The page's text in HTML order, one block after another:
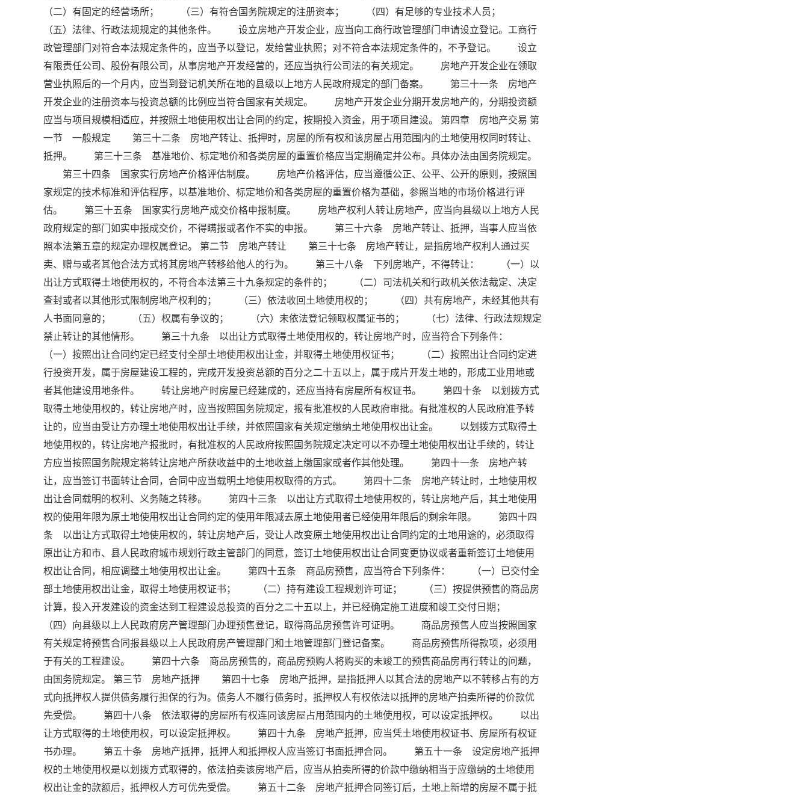
（二）有固定的经营场所； （三）有符合国务院规定的注册资本； （四）有足够的专业技术人员；
（五）法律、行政法规规定的其他条件。 设立房地产开发企业，应当向工商行政管理部门申请设立登记。工商行
政管理部门对符合本法规定条件的，应当予以登记，发给营业执照；对不符合本法规定条件的，不予登记。 设立
有限责任公司、股份有限公司，从事房地产开发经营的，还应当执行公司法的有关规定。 房地产开发企业在领取
营业执照后的一个月内，应当到登记机关所在地的县级以上地方人民政府规定的部门备案。 第三十一条 房地产
开发企业的注册资本与投资总额的比例应当符合国家有关规定。 房地产开发企业分期开发房地产的，分期投资额
应当与项目规模相适应，并按照土地使用权出让合同的约定，按期投入资金，用于项目建设。 第四章 房地产交易 第
一节 一般规定 第三十二条 房地产转让、抵押时，房屋的所有权和该房屋占用范围内的土地使用权同时转让、
抵押。 第三十三条 基准地价、标定地价和各类房屋的重置价格应当定期确定并公布。具体办法由国务院规定。
第三十四条 国家实行房地产价格评估制度。 房地产价格评估，应当遵循公正、公平、公开的原则，按照国
家规定的技术标准和评估程序，以基准地价、标定地价和各类房屋的重置价格为基础，参照当地的市场价格进行评
估。 第三十五条 国家实行房地产成交价格申报制度。 房地产权利人转让房地产，应当向县级以上地方人民
政府规定的部门如实申报成交价，不得瞒报或者作不实的申报。 第三十六条 房地产转让、抵押，当事人应当依
照本法第五章的规定办理权属登记。 第二节 房地产转让 第三十七条 房地产转让，是指房地产权利人通过买
卖、赠与或者其他合法方式将其房地产转移给他人的行为。 第三十八条 下列房地产，不得转让： （一）以
出让方式取得土地使用权的，不符合本法第三十九条规定的条件的； （二）司法机关和行政机关依法裁定、决定
查封或者以其他形式限制房地产权利的； （三）依法收回土地使用权的； （四）共有房地产，未经其他共有
人书面同意的； （五）权属有争议的； （六）未依法登记领取权属证书的； （七）法律、行政法规规定
禁止转让的其他情形。 第三十九条 以出让方式取得土地使用权的，转让房地产时，应当符合下列条件：
（一）按照出让合同约定已经支付全部土地使用权出让金，并取得土地使用权证书； （二）按照出让合同约定进
行投资开发，属于房屋建设工程的，完成开发投资总额的百分之二十五以上，属于成片开发土地的，形成工业用地或
者其他建设用地条件。 转让房地产时房屋已经建成的，还应当持有房屋所有权证书。 第四十条 以划拨方式
取得土地使用权的，转让房地产时，应当按照国务院规定，报有批准权的人民政府审批。有批准权的人民政府准予转
让的，应当由受让方办理土地使用权出让手续，并依照国家有关规定缴纳土地使用权出让金。 以划拨方式取得土
地使用权的，转让房地产报批时，有批准权的人民政府按照国务院规定决定可以不办理土地使用权出让手续的，转让
方应当按照国务院规定将转让房地产所获收益中的土地收益上缴国家或者作其他处理。 第四十一条 房地产转
让，应当签订书面转让合同，合同中应当载明土地使用权取得的方式。 第四十二条 房地产转让时，土地使用权
出让合同载明的权利、义务随之转移。 第四十三条 以出让方式取得土地使用权的，转让房地产后，其土地使用
权的使用年限为原土地使用权出让合同约定的使用年限减去原土地使用者已经使用年限后的剩余年限。 第四十四
条 以出让方式取得土地使用权的，转让房地产后，受让人改变原土地使用权出让合同约定的土地用途的，必须取得
原出让方和市、县人民政府城市规划行政主管部门的同意，签订土地使用权出让合同变更协议或者重新签订土地使用
权出让合同，相应调整土地使用权出让金。 第四十五条 商品房预售，应当符合下列条件： （一）已交付全
部土地使用权出让金，取得土地使用权证书； （二）持有建设工程规划许可证； （三）按提供预售的商品房
计算，投入开发建设的资金达到工程建设总投资的百分之二十五以上，并已经确定施工进度和竣工交付日期；
（四）向县级以上人民政府房产管理部门办理预售登记，取得商品房预售许可证明。 商品房预售人应当按照国家
有关规定将预售合同报县级以上人民政府房产管理部门和土地管理部门登记备案。 商品房预售所得款项，必须用
于有关的工程建设。 第四十六条 商品房预售的，商品房预购人将购买的未竣工的预售商品房再行转让的问题，
由国务院规定。 第三节 房地产抵押 第四十七条 房地产抵押，是指抵押人以其合法的房地产以不转移占有的方
式向抵押权人提供债务履行担保的行为。债务人不履行债务时，抵押权人有权依法以抵押的房地产拍卖所得的价款优
先受偿。 第四十八条 依法取得的房屋所有权连同该房屋占用范围内的土地使用权，可以设定抵押权。 以出
让方式取得的土地使用权，可以设定抵押权。 第四十九条 房地产抵押，应当凭土地使用权证书、房屋所有权证
书办理。 第五十条 房地产抵押，抵押人和抵押权人应当签订书面抵押合同。 第五十一条 设定房地产抵押
权的土地使用权是以划拨方式取得的，依法拍卖该房地产后，应当从拍卖所得的价款中缴纳相当于应缴纳的土地使用
权出让金的款额后，抵押权人方可优先受偿。 第五十二条 房地产抵押合同签订后，土地上新增的房屋不属于抵